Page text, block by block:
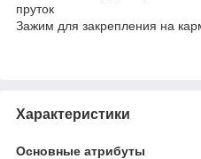
пруток
Зажим для закрепления на
Характеристики
Основные атрибуты